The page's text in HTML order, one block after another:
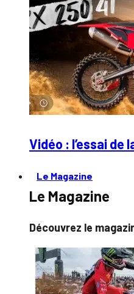
Vidéo : l’essai de
Le Magazine
Le Magazine
Découvrez le